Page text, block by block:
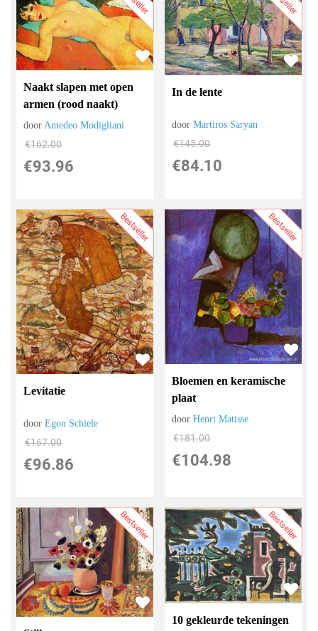
Naakt slapen met open
armen (rood naakt)
doorAmedeo Modigliani
€162.00
€93.96
In de lente
doorMartiros Saryan
€145.00
€84.10
Bestseller
Levitatie
doorEgon Schiele
€167.00
€96.86
Bestseller
Bloemen en keramische
plaat
doorHenri Matisse
€181.00
€104.98
Bestseller Bestseller
10 gekleurde tekeningen